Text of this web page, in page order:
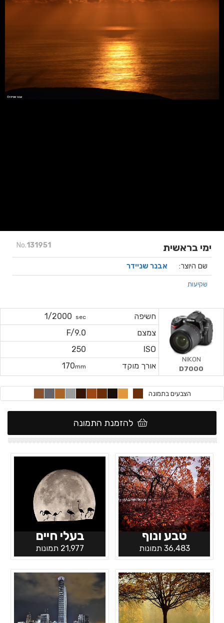
No.131951 ימי בראשית
שם היוצר: אבנר שניידר
שקיעות
חשיפה sec
1/2000
צמצם
F/9.0
ISO
250
אורך מוקד
170mm
NIKON
D7000
הצבעים בתמונה
להזמנת התמונה
טבע ונוף
36,483 תמונות
בעלי חיים
21,977 תמונות